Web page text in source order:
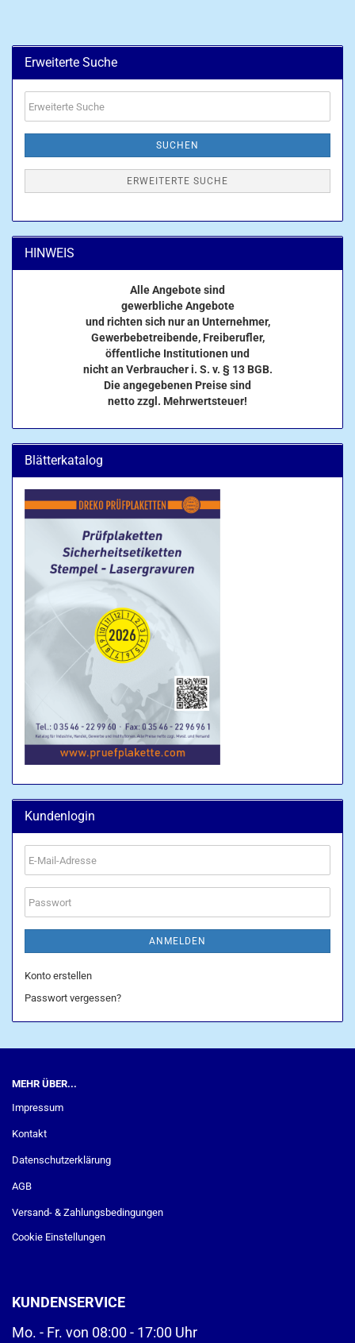
Erweiterte Suche
Suche
SUCHEN
ERWEITERTE SUCHE
HINWEIS
Alle Angebote sind
gewerbliche Angebote
und richten sich nur an Unternehmer,
Gewerbebetreibende, Freiberufler,
öffentliche Institutionen und
nicht an Verbraucher i. S. v. § 13 BGB.
Die angegebenen Preise sind
netto zzgl. Mehrwertsteuer!
Blätterkatalog
Kundenlogin
E-
Mail-
Adresse
Passwort
ANMELDEN
Konto erstellen
Passwort vergessen?
MEHR ÜBER...
Impressum
Kontakt
Datenschutzerklärung
AGB
Versand- & Zahlungsbedingungen
Cookie Einstellungen
KUNDENSERVICE
Mo. - Fr. von 08:00 - 17:00 Uhr